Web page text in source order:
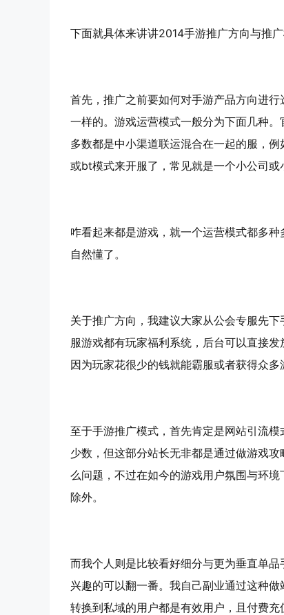
下面就具体来讲讲2014手游推广方向与推
首先，推广之前要如何对手游产品方向进
一样的。游戏运营模式一般分为下面几种
多数都是中小渠道联运混合在一起的服，
或bt模式来开服了，常见就是一个小公司或
咋看起来都是游戏，就一个运营模式都多
自然懂了。
关于推广方向，我建议大家从公会专服先
服游戏都有玩家福利系统，后台可以直接
因为玩家花很少的钱就能霸服或者获得众多
至于手游推广模式，首先肯定是网站引流
少数，但这部分站长无非都是通过做游戏
么问题，不过在如今的游戏用户氛围与环
除外。
而我个人则是比较看好细分与更为垂直单
兴趣的可以翻一番。我自己副业通过这种
转换到私域的用户都是有效用户，且付费